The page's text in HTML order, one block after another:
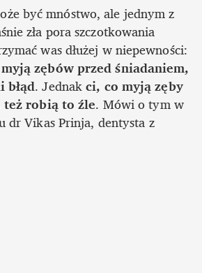
być mnóstwo, ale jednym z
zła pora szczotkowania
zębów przed śniadaniem,
błąd. Jednak ci, co myją zęby
robią to źle. Mówi o tym w
Vikas Prinja, dentysta z